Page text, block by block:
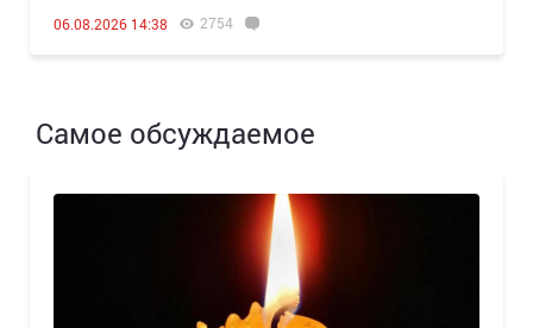
06.08.2026 14:38 2754
Самое обсуждаемое